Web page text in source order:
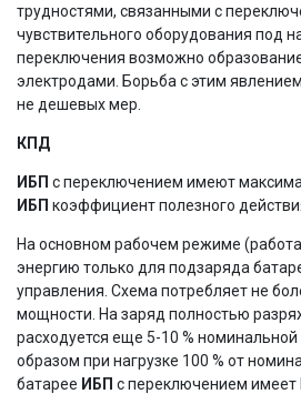
трудностями, связанными с
чувствительного оборудования под
переключения возможно
электродами. Борьба с этим
не дешевых мер.
КПД
ИБП с переключением имеют
ИБП коэффициент полезного
На основном рабочем режиме (работа
энергию только для подзаряда
управления. Схема потребляет не
мощности. На заряд полностью
расходуется еще 5-10 %
образом при нагрузке 100 % от
батарее ИБП с переключением имеет